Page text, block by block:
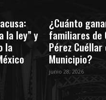
la ley” y
la
¿Cuánto
familiares de
Pérez Cuéllar
Municipio?
junio 28, 2026